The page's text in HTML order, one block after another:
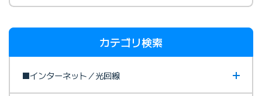
カテゴリ検索
■インターネット／光回線